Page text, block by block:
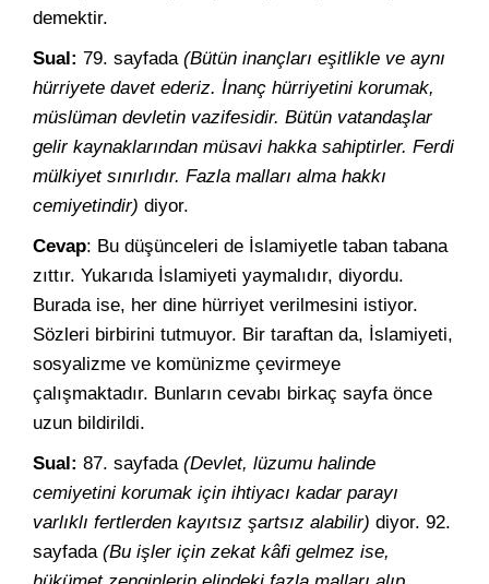
demektir.
Sual: 79. sayfada(Bütün inançları eşitlikle ve aynı
hürriyete davet ederiz. İnanç hürriyetini korumak,
müslüman devletin vazifesidir. Bütün vatandaşlar
gelir kaynaklarından müsavi hakka sahiptirler. Ferdi
mülkiyet sınırlıdır. Fazla malları alma hakkı
cemiyetindir) diyor.
Cevap: Bu düşünceleri de İslamiyetle taban tabana
zıttır. Yukarıda İslamiyeti yaymalıdır, diyordu.
Burada ise, her dine hürriyet verilmesini istiyor.
Sözleri birbirini tutmuyor. Bir taraftan da, İslamiyeti,
sosyalizme ve komünizme çevirmeye
çalışmaktadır. Bunların cevabı birkaç sayfa önce
uzun bildirildi.
Sual: 87. sayfada (Devlet, lüzumu halinde
cemiyetini korumak için ihtiyacı kadar parayı
varlıklı fertlerden kayıtsız şartsız alabilir) diyor. 92.
sayfada (Bu işler için zekat kâfi gelmez ise,